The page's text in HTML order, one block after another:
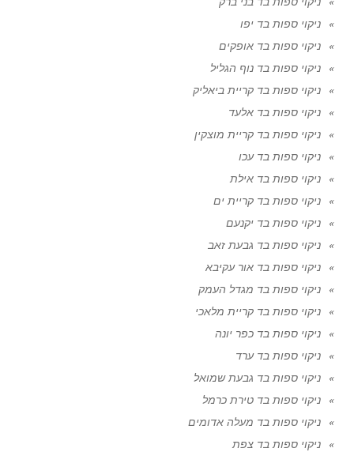
ניקוי ספות בד יפו
ניקוי ספות בד אופקים
ניקוי ספות בד נוף הגליל
ניקוי ספות בד קריית ביאליק
ניקוי ספות בד אלעד
ניקוי ספות בד קריית מוצקין
ניקוי ספות בד עכו
ניקוי ספות בד אילת
ניקוי ספות בד קריית ים
ניקוי ספות בד יקנעם
ניקוי ספות בד גבעת זאב
ניקוי ספות בד אור עקיבא
ניקוי ספות בד מגדל העמק
ניקוי ספות בד קריית מלאכי
ניקוי ספות בד כפר יונה
ניקוי ספות בד ערד
ניקוי ספות בד גבעת שמואל
ניקוי ספות בד טירת כרמל
ניקוי ספות בד מעלה אדומים
ניקוי ספות בד צפת